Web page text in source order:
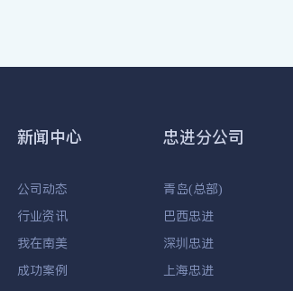
新闻中心
公司动态
行业资讯
我在南美
成功案例
忠进分公司
青岛(总部)
巴西忠进
深圳忠进
上海忠进